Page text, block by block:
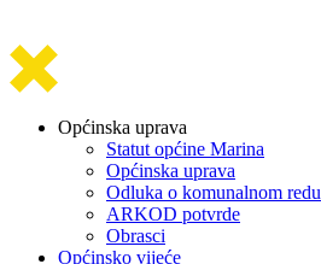
Općinska uprava
Statut općine Marina
Općinska uprava
Odluka o komunalnom redu
ARKOD potvrde
Obrasci
Općinsko vijeće